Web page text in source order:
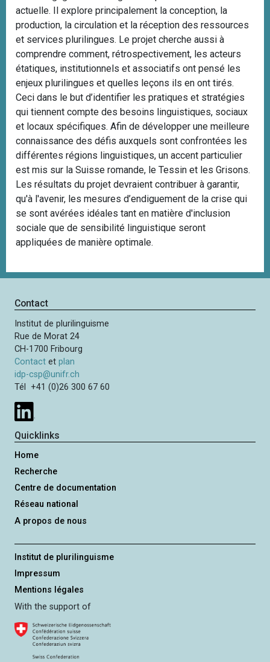
actuelle. Il explore principalement la conception, la
production, la circulation et la réception des ressources
et services plurilingues. Le projet cherche aussi à
comprendre comment, rétrospectivement, les acteurs
étatiques, institutionnels et associatifs ont pensé les
enjeux plurilingues et quelles leçons ils en ont tirés.
Ceci dans le but d’identifier les pratiques et stratégies
qui tiennent compte des besoins linguistiques, sociaux
et locaux spécifiques. Afin de développer une meilleure
connaissance des défis auxquels sont confrontées les
différentes régions linguistiques, un accent particulier
est mis sur la Suisse romande, le Tessin et les Grisons.
Les résultats du projet devraient contribuer à garantir,
qu'à l'avenir, les mesures d’endiguement de la crise qui
se sont avérées idéales tant en matière d'inclusion
sociale que de sensibilité linguistique seront
appliquées de manière optimale.
Contact
Institut de plurilinguisme
Rue de Morat 24
CH-1700 Fribourg
Contact etplan
idp-csp@unifr.ch
Tél +41 (0)26 300 67 60
Quicklinks
Home
Recherche
Centre de documentation
Réseau national
A propos de nous
Institut de plurilinguisme
Impressum
Mentions légales
With the support of